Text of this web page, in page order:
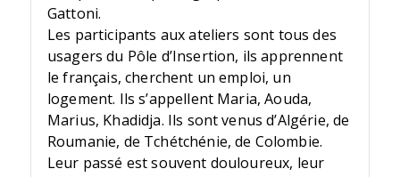
Gattoni.
Les participants aux ateliers sont tous des
usagers du Pôle d’Insertion, ils apprennent
le français, cherchent un emploi, un
logement. Ils s’appellent Maria, Aouda,
Marius, Khadidja. Ils sont venus d’Algérie, de
Roumanie, de Tchétchénie, de Colombie.
Leur passé est souvent douloureux, leur